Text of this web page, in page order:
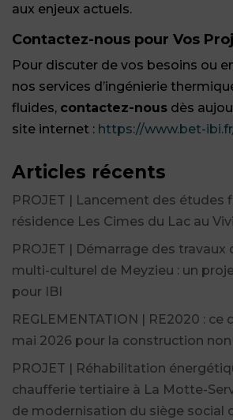
aux enjeux actuels.
Contactez-nous pour Vos
Pour discuter de vos besoins ou
nos services d’ingénierie
fluides, contactez-nous dès
site internet : https://www.bet-
Articles récents
PROJET | Lancement des études
résidence Les Cimes du Lac au
PROJET | Démarrage des travaux
multi-culturel de Meyzieu : un
pour IBI
REGLEMENTATION | RE2020 : ce
mai 2026 pour la construction
PROJET | Réhabilitation
chaufferie tertiaire à La Motte-
de modernisation du siège social